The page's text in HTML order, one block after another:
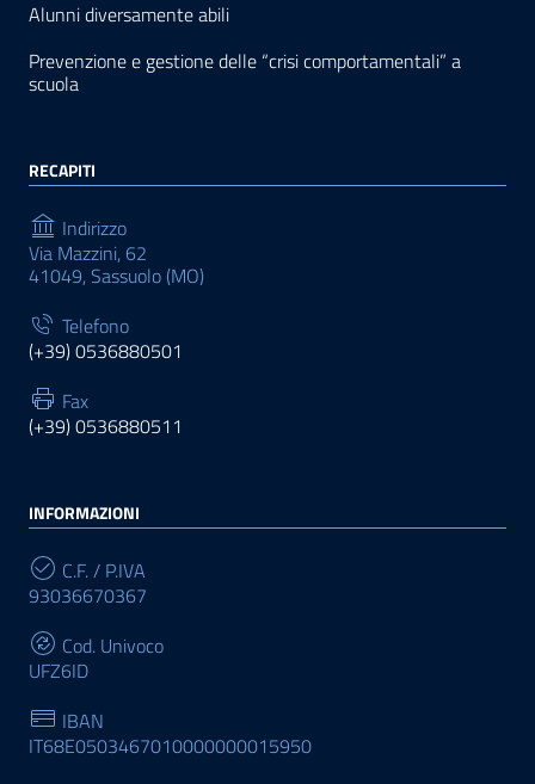
Alunni diversamente abili
Prevenzione e gestione delle “crisi comportamentali” a
scuola
RECAPITI
Indirizzo
Via Mazzini, 62
41049, Sassuolo (MO)
Telefono
(+39) 0536880501
Fax
(+39) 0536880511
INFORMAZIONI
C.F. / P.IVA
93036670367
Cod. Univoco
UFZ6ID
IBAN
IT68E0503467010000000015950